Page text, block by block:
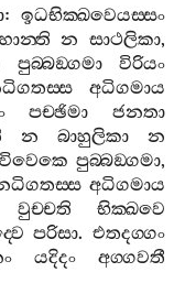
:ඉධභික‍්ඛවෙයස‍්සං
න සාථලිකා,
පුබ‍්බඞ‍්ගමා
විරියං
අධිගමාය
පච‍්ඡිමා
ජනතා
න බාහුලිකා
න
පුබ‍්බඞ‍්ගමා,
අධිගමාය
වුච‍්චති
භික‍්ඛවෙ
පරිසා.එතදග‍්ගං
යදිදං
අග‍්ගවතී